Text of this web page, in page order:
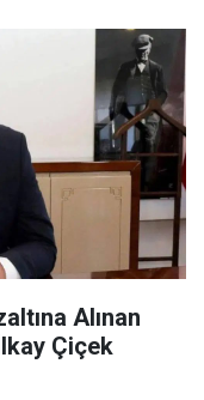
Alınan
Çiçek